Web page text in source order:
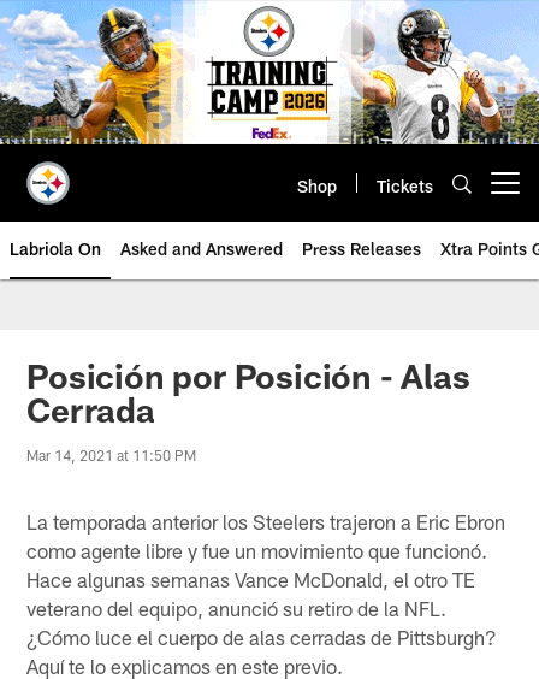
Skip
to
main
content
Shop Tickets
Labriola On Asked and Answered Press Releases Xtra Points
Posición por Posición - Alas
Cerrada
Mar 14, 2021 at 11:50 PM
La temporada anterior los Steelers trajeron a Eric Ebron
como agente libre y fue un movimiento que funcionó.
Hace algunas semanas Vance McDonald, el otro TE
veterano del equipo, anunció su retiro de la NFL.
¿Cómo luce el cuerpo de alas cerradas de Pittsburgh?
Aquí te lo explicamos en este previo.